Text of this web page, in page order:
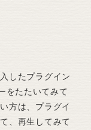
したプラグイン
をたたいてみて
方は、プラグイ
、再生してみて